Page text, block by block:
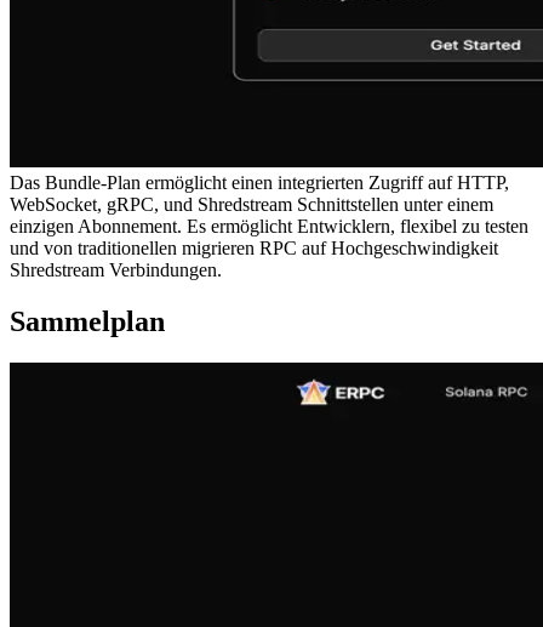
Das Bundle-Plan ermöglicht einen integrierten Zugriff auf HTTP,
WebSocket, gRPC, und Shredstream Schnittstellen unter einem
einzigen Abonnement. Es ermöglicht Entwicklern, flexibel zu testen
und von traditionellen migrieren RPC auf Hochgeschwindigkeit
Shredstream Verbindungen.
Sammelplan